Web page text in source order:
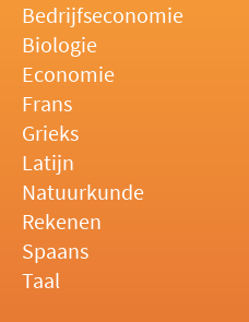
Bedrijfseconomie
Biologie
Economie
Frans
Grieks
Latijn
Natuurkunde
Rekenen
Spaans
Taal